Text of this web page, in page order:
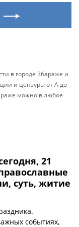
в городе Збараже и
и цензуры от А до
можно в любое
21
суть, житие
событиях,